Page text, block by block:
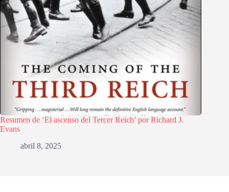
Resumen de ‘El ascenso del Tercer Reich’ por Richard J.
Evans
abril 8, 2025